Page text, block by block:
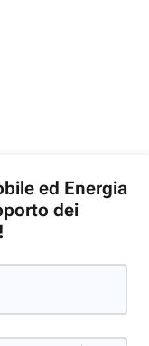
ed Energia
dei